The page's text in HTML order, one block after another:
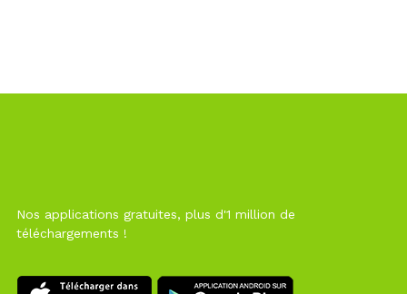
Nos applications gratuites, plus d'1 million de
téléchargements !